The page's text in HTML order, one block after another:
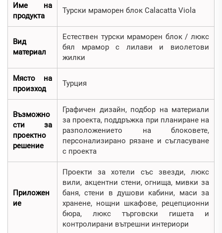
Име на
продукта
Турски мраморен блок Calacatta Viola
Вид
материал
Естествен турски мраморен блок / люкс
бял мрамор с лилави и виолетови
жилки
Място на
произход
Турция
Възможно
сти за
проектно
решение
Графичен дизайн, подбор на материали
за проекта, поддръжка при планиране на
разположението на блоковете,
персонализирано рязане и съгласуване
с проекта
Приложен
ие
Проекти за хотели със звезди, люкс
вили, акцентни стени, огнища, мивки за
баня, стени в душови кабини, маси за
хранене, нощни шкафове, рецепционни
бюра, люкс търговски гишета и
контролирани вътрешни интериори